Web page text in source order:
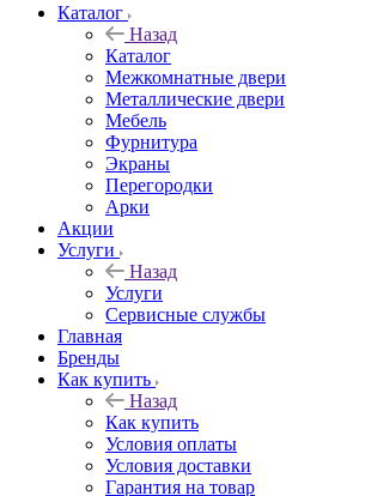
Каталог
Назад
Каталог
Межкомнатные двери
Металлические двери
Мебель
Фурнитура
Экраны
Перегородки
Арки
Акции
Услуги
Назад
Услуги
Сервисные службы
Главная
Бренды
Как купить
Назад
Как купить
Условия оплаты
Условия доставки
Гарантия на товар